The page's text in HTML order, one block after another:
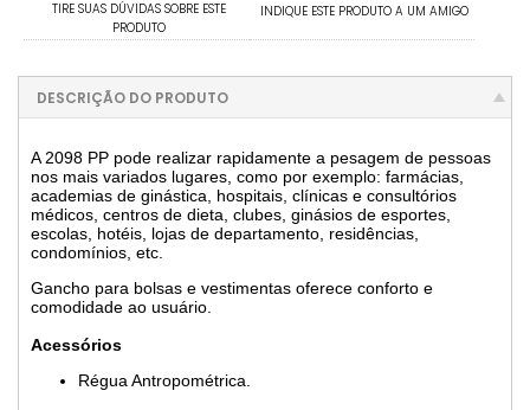
TIRE SUAS DÚVIDAS SOBRE ESTE
PRODUTO
INDIQUE ESTE PRODUTO A UM AMIGO
DESCRIÇÃO DO PRODUTO
A 2098 PP pode realizar rapidamente a pesagem de pessoas
nos mais variados lugares, como por exemplo: farmácias,
academias de ginástica, hospitais, clínicas e consultórios
médicos, centros de dieta, clubes, ginásios de esportes,
escolas, hotéis, lojas de departamento, residências,
condomínios, etc.
Gancho para bolsas e vestimentas oferece conforto e
comodidade ao usuário.
Acessórios
Régua Antropométrica.